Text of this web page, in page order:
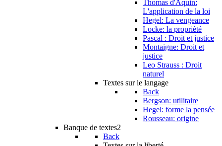
Thomas d'Aquin:
L'application de la loi
Hegel: La vengeance
Locke: la proprièté
Pascal : Droit et justice
Montaigne: Droit et
justice
Leo Strauss : Droit
naturel
Textes sur le langage
Back
Bergson: utilitaire
Hegel: forme la pensée
Rousseau: origine
Banque de textes2
Back